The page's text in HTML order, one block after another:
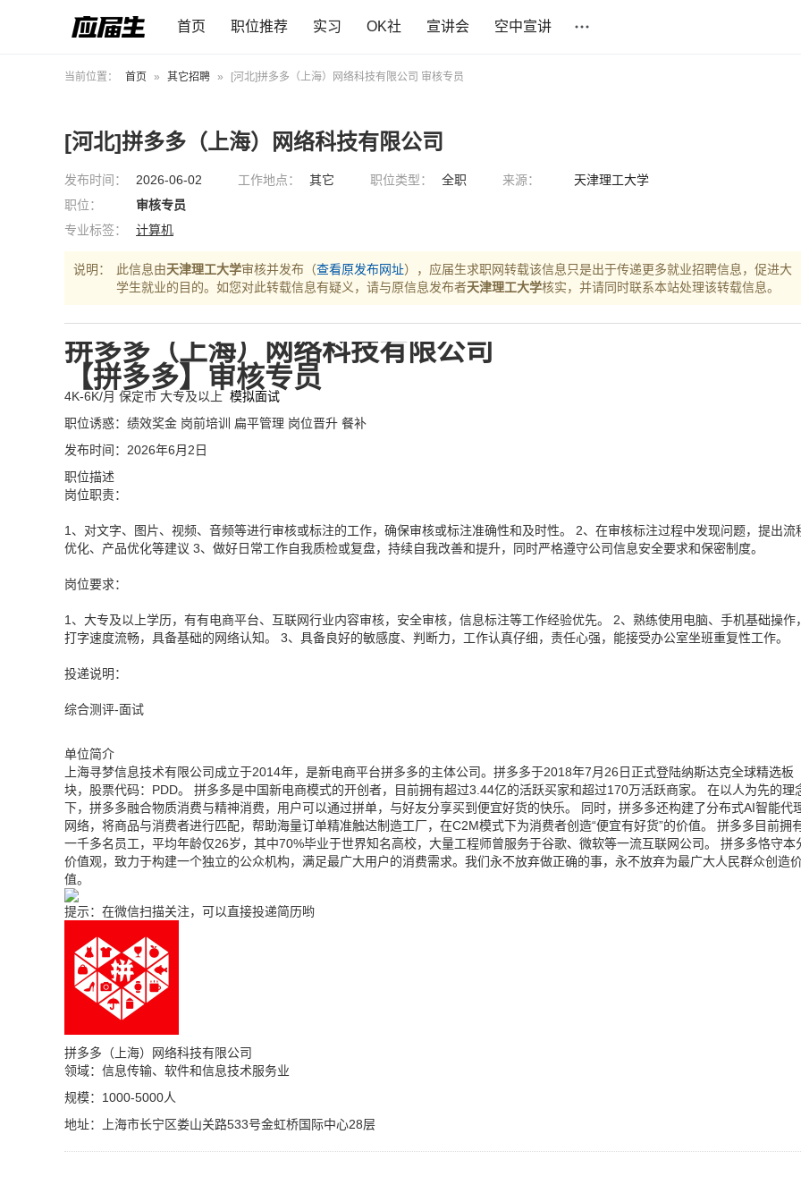
首页 职位推荐 实习 OK社 宣讲会 空中宣讲
当前位置： 首页 » 其它招聘 » [河北]拼多多（上海）网络科技有限公司 审核专员
[河北]拼多多（上海）网络科技有限公司
发布时间： 2026-06-02 工作地点： 其它 职位类型： 全职 来源：
天津理工大学
职位：
审核专员
专业标签：
计算机
说明： 此信息由天津理工大学审核并发布（查看原发布网址），应届生求职网转载该信息只是出于传递更多就业招聘信息，促进大
学生就业的目的。如您对此转载信息有疑义，请与原信息发布者天津理工大学核实，并请同时联系本站处理该转载信息。
拼多多（上海）网络科技有限公司
【拼多多】审核专员
4K-6K/月 保定市 大专及以上 模拟面试
职位诱惑：绩效奖金 岗前培训 扁平管理 岗位晋升 餐补
发布时间：2026年6月2日
职位描述
岗位职责：
1、对文字、图片、视频、音频等进行审核或标注的工作，确保审核或标注准确性和及时性。 2、在审核标注过程中发现问题，提出流
优化、产品优化等建议 3、做好日常工作自我质检或复盘，持续自我改善和提升，同时严格遵守公司信息安全要求和保密制度。
岗位要求：
1、大专及以上学历，有有电商平台、互联网行业内容审核，安全审核，信息标注等工作经验优先。 2、熟练使用电脑、手机基础操作，
打字速度流畅，具备基础的网络认知。 3、具备良好的敏感度、判断力，工作认真仔细，责任心强，能接受办公室坐班重复性工作。
投递说明：
综合测评-面试
单位简介
上海寻梦信息技术有限公司成立于2014年，是新电商平台拼多多的主体公司。拼多多于2018年7月26日正式登陆纳斯达克全球精选板
块，股票代码：PDD。 拼多多是中国新电商模式的开创者，目前拥有超过3.44亿的活跃买家和超过170万活跃商家。 在以人为先的理
下，拼多多融合物质消费与精神消费，用户可以通过拼单，与好友分享买到便宜好货的快乐。 同时，拼多多还构建了分布式AI智能代
网络，将商品与消费者进行匹配，帮助海量订单精准触达制造工厂，在C2M模式下为消费者创造“便宜有好货”的价值。 拼多多目前拥
一千多名员工，平均年龄仅26岁，其中70%毕业于世界知名高校，大量工程师曾服务于谷歌、微软等一流互联网公司。 拼多多恪守本
价值观，致力于构建一个独立的公众机构，满足最广大用户的消费需求。我们永不放弃做正确的事，永不放弃为最广大人民群众创造
值。
提示：在微信扫描关注，可以直接投递简历哟
拼多多（上海）网络科技有限公司
领域：信息传输、软件和信息技术服务业
规模：1000-5000人
地址：上海市长宁区娄山关路533号金虹桥国际中心28层